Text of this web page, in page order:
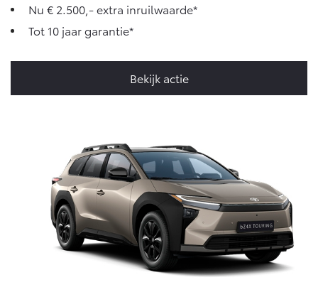
Nu € 2.500,- extra inruilwaarde*
Tot 10 jaar garantie*
Bekijk actie